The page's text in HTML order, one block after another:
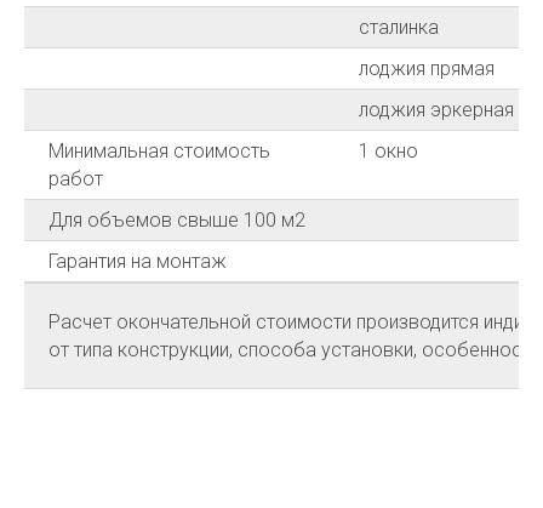
сталинка
лоджия прямая
лоджия эркерная
Минимальная стоимость
работ
1 окно
Для объемов свыше 100 м2
Гарантия на монтаж
Расчет окончательной стоимости производится
от типа конструкции, способа установки,